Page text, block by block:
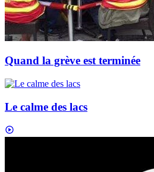
Quand la grève est terminée
Le calme des lacs